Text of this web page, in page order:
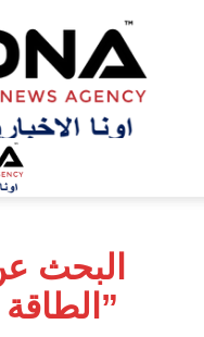
البحث
الطاقة المتجددة “2 من 2”